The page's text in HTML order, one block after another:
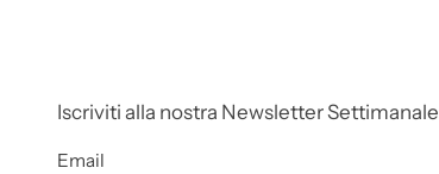
Iscriviti alla nostra Newsletter Settimanale
Email